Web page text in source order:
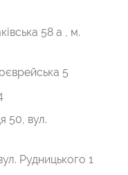
58 а , м.
5
50, вул.
Рудницького 1